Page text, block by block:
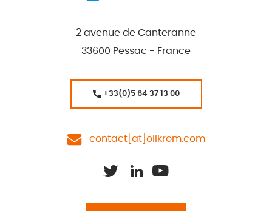
2 avenue de Canteranne
33600 Pessac - France
+33(0)5 64 37 13 00
contact[at]olikrom.com